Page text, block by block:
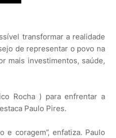
transformar a realidade
de representar o povo na
mais investimentos, saúde,
Rocha ) para enfrentar a
Paulo Pires.
coragem”, enfatiza. Paulo